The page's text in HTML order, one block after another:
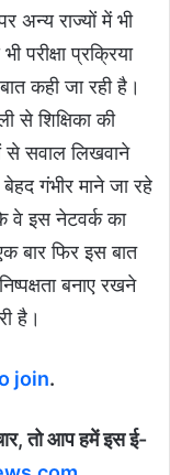
अन्य राज्यों में भी
परीक्षा प्रक्रिया
कही जा रही है।
से शिक्षिका की
से सवाल लिखवाने
गंभीर माने जा रहे
वे इस नेटवर्क का
बार फिर इस बात
बनाए रखने
है।
join.
तो आप हमें इस ई-